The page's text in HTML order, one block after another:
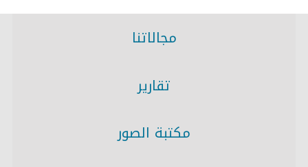
مجالاتنا
تقارير
مكتبة الصور